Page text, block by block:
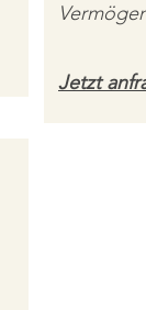
Jetzt